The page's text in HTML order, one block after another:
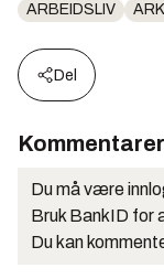
ARBEIDSLIV
Del
Kommentarer
Du må være
Bruk BankID for
Du kan